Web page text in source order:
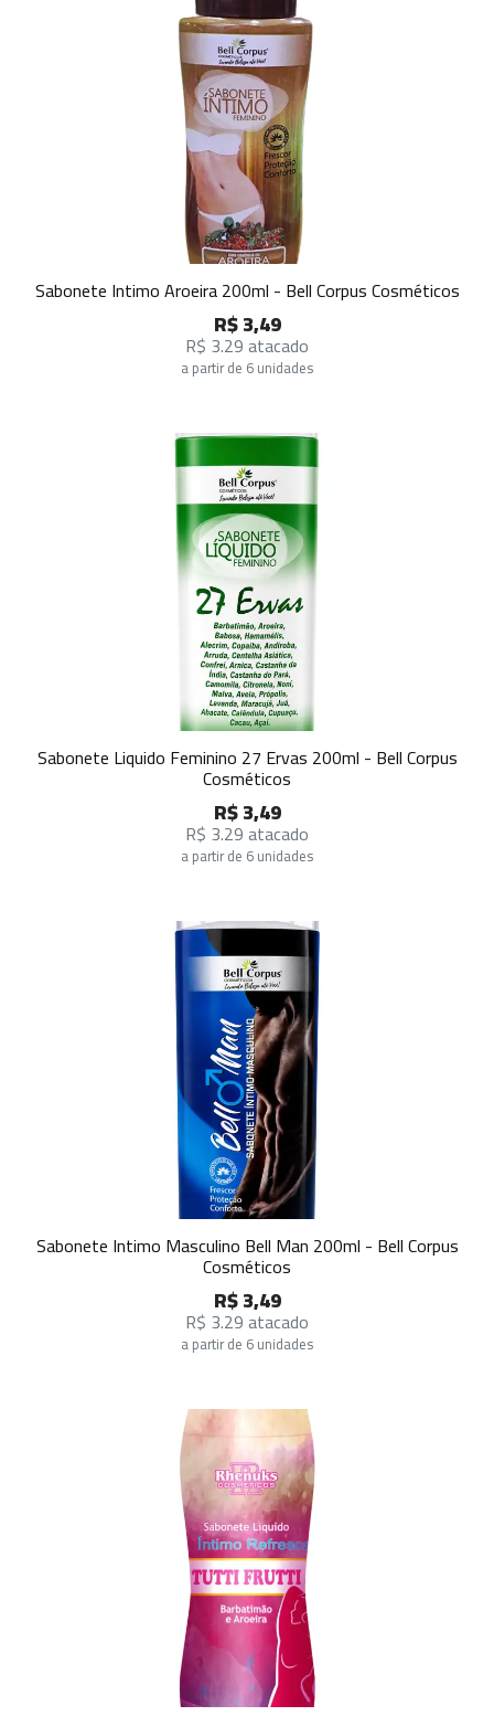
Sabonete Intimo Aroeira 200ml - Bell Corpus Cosméticos
R$ 3,49
R$ 3.29 atacado
a partir de 6 unidades
Sabonete Liquido Feminino 27 Ervas 200ml - Bell Corpus
Cosméticos
R$ 3,49
R$ 3.29 atacado
a partir de 6 unidades
Sabonete Intimo Masculino Bell Man 200ml - Bell Corpus
Cosméticos
R$ 3,49
R$ 3.29 atacado
a partir de 6 unidades